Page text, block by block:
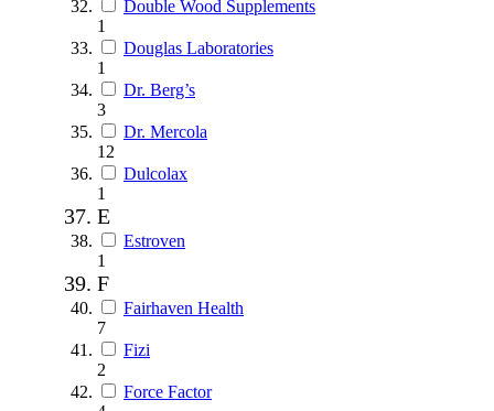
Double Wood Supplements
1
Douglas Laboratories
1
Dr. Berg’s
3
Dr. Mercola
12
Dulcolax
1
E
Estroven
1
F
Fairhaven Health
7
Fizi
2
Force Factor